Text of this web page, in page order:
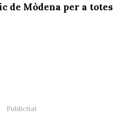
de Mòdena per a totes